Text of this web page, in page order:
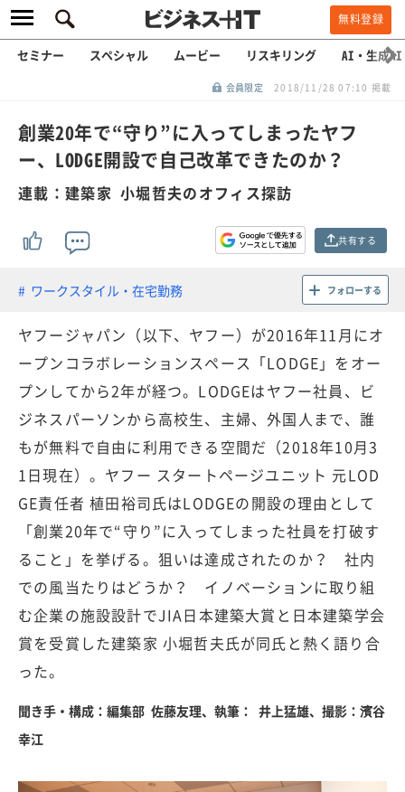
無料登録
セミナー スペシャル ムービー リスキリング AI・生成AI
会員限定 2018/11/28 07:10 掲載
創業20年で“守り”に入ってしまったヤフ
ー、LODGE開設で自己改革できたのか？
連載：建築家 小堀哲夫のオフィス探訪
共有する
ワークスタイル・在宅勤務 フォローする
ヤフージャパン（以下、ヤフー）が2016年11月にオ
ープンコラボレーションスペース「LODGE」をオー
プンしてから2年が経つ。LODGEはヤフー社員、ビ
ジネスパーソンから高校生、主婦、外国人まで、誰
もが無料で自由に利用できる空間だ（2018年10月3
1日現在）。ヤフー スタートページユニット 元LOD
GE責任者 植田裕司氏はLODGEの開設の理由として
「創業20年で“守り”に入ってしまった社員を打破す
ること」を挙げる。狙いは達成されたのか？ 社内
での風当たりはどうか？ イノベーションに取り組
む企業の施設設計でJIA日本建築大賞と日本建築学会
賞を受賞した建築家 小堀哲夫氏が同氏と熱く語り合
った。
聞き手・構成：編集部 佐藤友理、執筆： 井上猛雄、撮影：濱谷
幸江